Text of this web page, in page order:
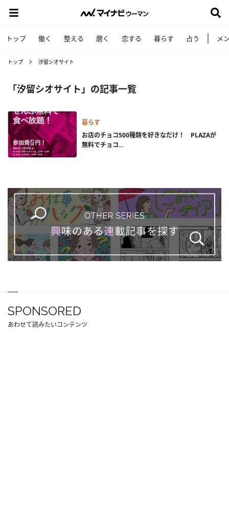
トップ 働く 整える 磨く 恋する 暮らす 占う メ
トップ 汐留シオサイト
「汐留シオサイト」の記事一覧
暮らす
お店のチョコ500種類を好きなだけ！ PLAZAが
無料でチョコ...
SPONSORED
あわせて読みたいコンテンツ